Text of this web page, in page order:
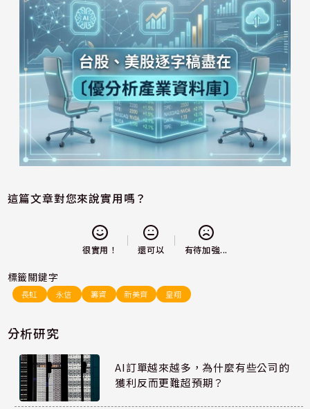
這篇文章對您來說實用嗎？
很實用！ 還可以 有待加強...
標籤關鍵字
長虹 永信 籌資 新美齊 皇翔
分析研究
AI訂單越來越多，為什麼有些公司的
獲利反而更難超預期？